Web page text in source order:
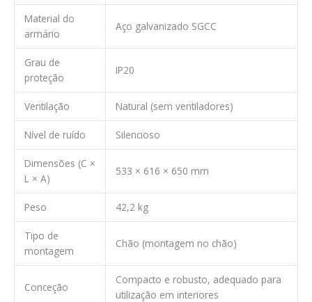
Material do
armário
Aço galvanizado SGCC
Grau de
proteção
IP20
Ventilação Natural (sem ventiladores)
Nível de ruído Silencioso
Dimensões (C ×
L × A)
533 × 616 × 650 mm
Peso 42,2 kg
Tipo de
montagem
Chão (montagem no chão)
Conceção
Compacto e robusto, adequado para
utilização em interiores